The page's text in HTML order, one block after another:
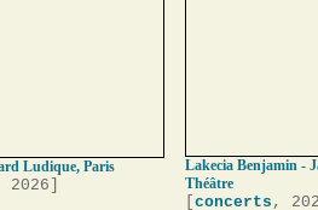
Ludique, Paris
2026]
Lakecia Benjamin -
Théâtre
concerts ,